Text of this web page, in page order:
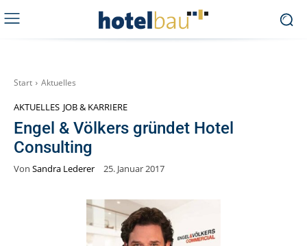
Start Aktuelles
AKTUELLES JOB & KARRIERE
Engel & Völkers gründet Hotel
Consulting
Von Sandra Lederer 25. Januar 2017